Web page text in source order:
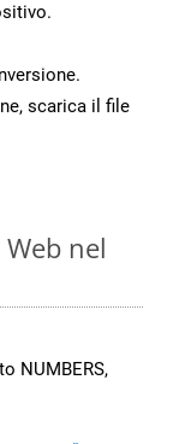
scarica il file
nel
NUMBERS,